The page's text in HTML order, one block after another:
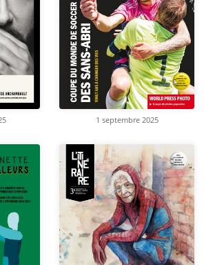
1 septembre 2025